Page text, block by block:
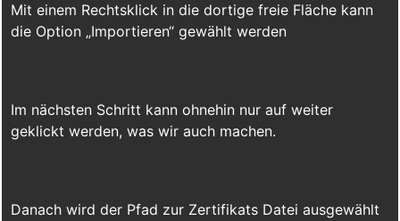
Mit einem Rechtsklick in die dortige freie Fläche kann
die Option „Importieren“ gewählt werden
Im nächsten Schritt kann ohnehin nur auf weiter
geklickt werden, was wir auch machen.
Danach wird der Pfad zur Zertifikats Datei ausgewählt